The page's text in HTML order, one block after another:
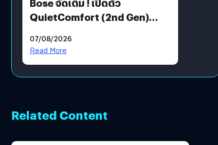
QuietComfort (2nd Gen)
07/08/2026
Read More
Related Content